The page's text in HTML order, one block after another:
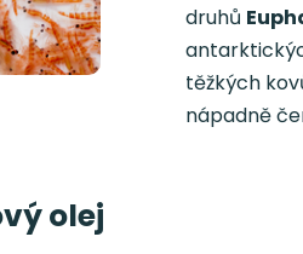
druhů
těžkých
nápadně
olej